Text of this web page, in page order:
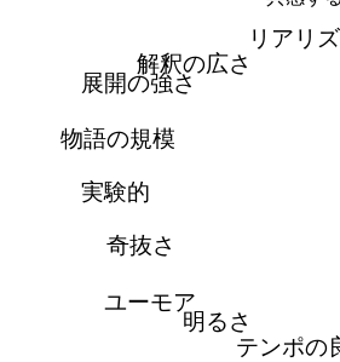
リアリ
テンポの
明るさ
ユーモア
奇抜さ
実験的
物語の規模
展開の強さ
解釈の広さ